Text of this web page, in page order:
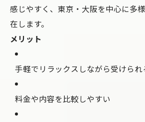
感じやすく、東京・大阪を中心に多
在します。
メリット
手軽でリラックスしながら受けられ
料金や内容を比較しやすい